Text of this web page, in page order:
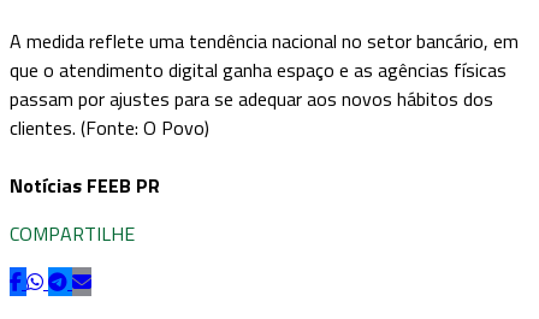
A medida reflete uma tendência nacional no setor bancário, em
que o atendimento digital ganha espaço e as agências físicas
passam por ajustes para se adequar aos novos hábitos dos
clientes. (Fonte: O Povo)
Notícias FEEB PR
COMPARTILHE